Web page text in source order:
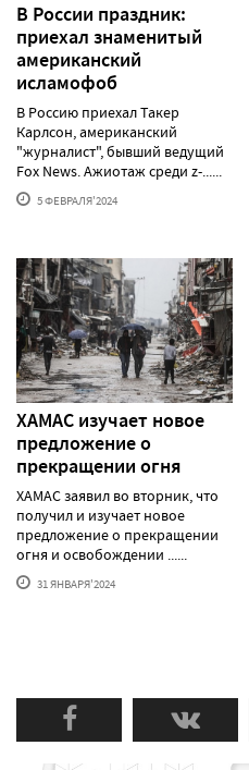
В России праздник:
приехал знаменитый
американский
исламофоб
В Россию приехал Такер
Карлсон, американский
"журналист", бывший ведущий
Fox News. Ажиотаж среди z-......
5 ФЕВРАЛЯ'2024
ХАМАС изучает новое
предложение о
прекращении огня
ХАМАС заявил во вторник, что
получил и изучает новое
предложение о прекращении
огня и освобождении ......
31 ЯНВАРЯ'2024